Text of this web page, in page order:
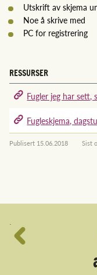
Utskrift av skjema
Noe å skrive med
PC for registrering
RESSURSER
Fugler jeg har sett,
Fugleskjema,
Publisert 15.06.2018 Sist
´